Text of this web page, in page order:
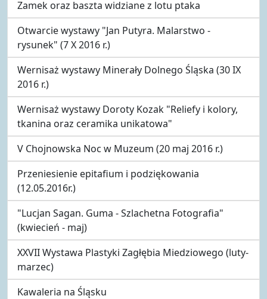
Zamek oraz baszta widziane z lotu ptaka
Otwarcie wystawy "Jan Putyra. Malarstwo -
rysunek" (7 X 2016 r.)
Wernisaż wystawy Minerały Dolnego Śląska (30 IX
2016 r.)
Wernisaż wystawy Doroty Kozak "Reliefy i kolory,
tkanina oraz ceramika unikatowa"
V Chojnowska Noc w Muzeum (20 maj 2016 r.)
Przeniesienie epitafium i podziękowania
(12.05.2016r.)
"Lucjan Sagan. Guma - Szlachetna Fotografia"
(kwiecień - maj)
XXVII Wystawa Plastyki Zagłębia Miedziowego (luty-
marzec)
Kawaleria na Śląsku